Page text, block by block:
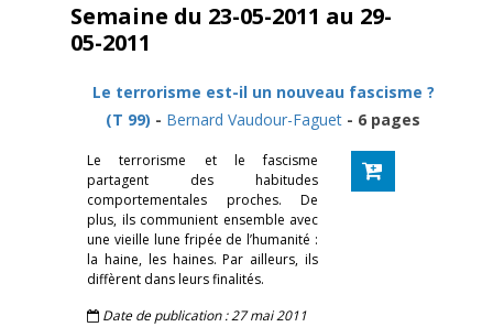
Semaine du 23-05-2011 au 29-
05-2011
Le terrorisme est-il un nouveau fascisme ?
(T 99) - Bernard Vaudour-Faguet - 6 pages
Le terrorisme et le fascisme
partagent des habitudes
comportementales proches. De
plus, ils communient ensemble avec
une vieille lune fripée de l’humanité :
la haine, les haines. Par ailleurs, ils
diffèrent dans leurs finalités.
Date de publication : 27 mai 2011